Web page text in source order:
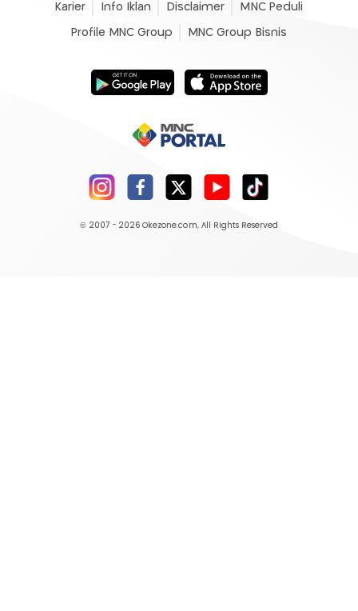
Karier Info Iklan Disclaimer MNC Peduli
Profile MNC Group MNC Group Bisnis
© 2007 - 2026 Okezone.com, All Rights Reserved